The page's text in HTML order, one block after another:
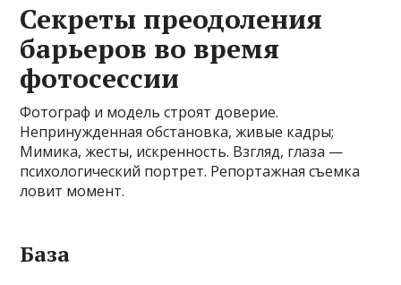
Секреты преодоления
барьеров во время
фотосессии
Фотограф и модель строят доверие.
Непринужденная обстановка, живые кадры;
Мимика, жесты, искренность. Взгляд, глаза —
психологический портрет. Репортажная съемка
ловит момент.
База